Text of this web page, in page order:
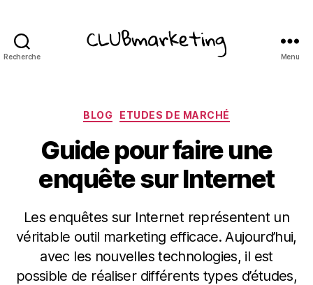
Recherche Menu
Catégories
BLOG ETUDES DE MARCHÉ
Guide pour faire une
enquête sur Internet
Les enquêtes sur Internet représentent un
véritable outil marketing efficace. Aujourd’hui,
avec les nouvelles technologies, il est
possible de réaliser différents types d’études,